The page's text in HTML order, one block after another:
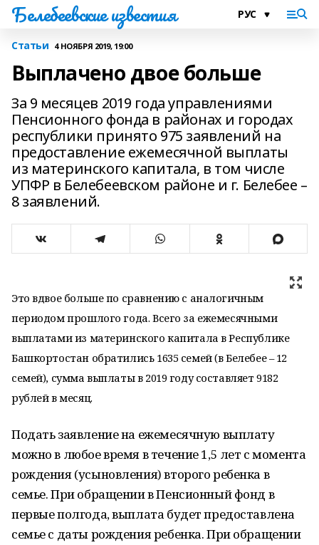
Белебеевские известия
Статьи 4 НОЯБРЯ 2019, 19:00
Выплачено двое больше
За 9 месяцев 2019 года управлениями
Пенсионного фонда в районах и городах
республики принято 975 заявлений на
предоставление ежемесячной выплаты
из материнского капитала, в том числе
УПФР в Белебеевском районе и г. Белебее –
8 заявлений.
Это вдвое больше по сравнению с аналогичным
периодом прошлого года. Всего за ежемесячными
выплатами из материнского капитала в Республике
Башкортостан обратились 1635 семей (в Белебее – 12
семей), сумма выплаты в 2019 году составляет 9182
рублей в месяц.
Подать заявление на ежемесячную выплату
можно в любое время в течение 1,5 лет с момента
рождения (усыновления) второго ребенка в
семье. При обращении в Пенсионный фонд в
первые полгода, выплата будет предоставлена
семье с даты рождения ребенка. При обращении